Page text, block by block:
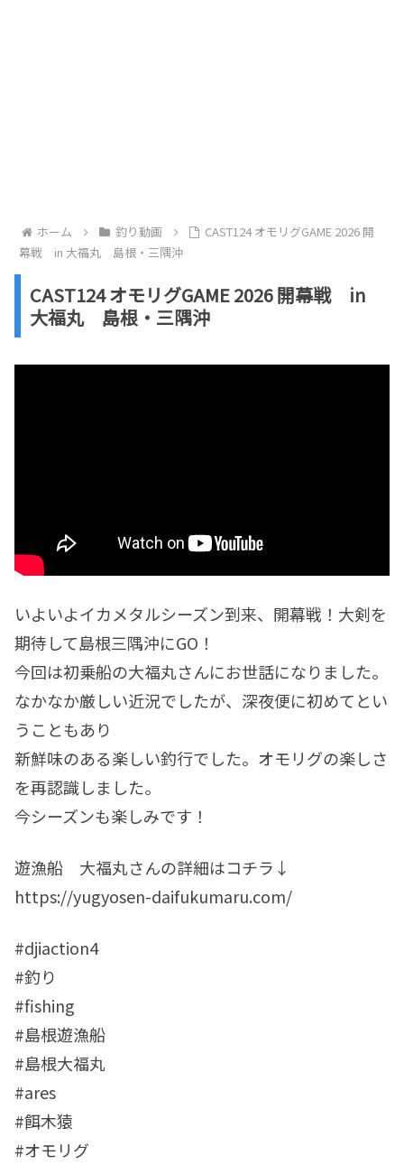
ホーム 釣り動画
CAST124 オモリグGAME 2026 開
幕戦 in 大福丸 島根・三隅沖
CAST124 オモリグGAME 2026 開幕戦 in
大福丸 島根・三隅沖
いよいよイカメタルシーズン到来、開幕戦！大剣を
期待して島根三隅沖にGO！
今回は初乗船の大福丸さんにお世話になりました。
なかなか厳しい近況でしたが、深夜便に初めてとい
うこともあり
新鮮味のある楽しい釣行でした。オモリグの楽しさ
を再認識しました。
今シーズンも楽しみです！
遊漁船 大福丸さんの詳細はコチラ↓
https://yugyosen-daifukumaru.com/
#djiaction4
#釣り
#fishing
#島根遊漁船
#島根大福丸
#ares
#餌木猿
#オモリグ